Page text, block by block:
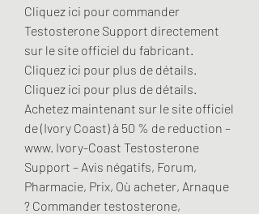
Cliquez ici pour commander
Testosterone Support directement
sur le site officiel du fabricant.
Cliquez ici pour plus de détails.
Cliquez ici pour plus de détails.
Achetez maintenant sur le site officiel
de (Ivory Coast) à 50 % de reduction –
www. Ivory-Coast Testosterone
Support – Avis négatifs, Forum,
Pharmacie, Prix, Où acheter, Arnaque
? Commander testosterone,